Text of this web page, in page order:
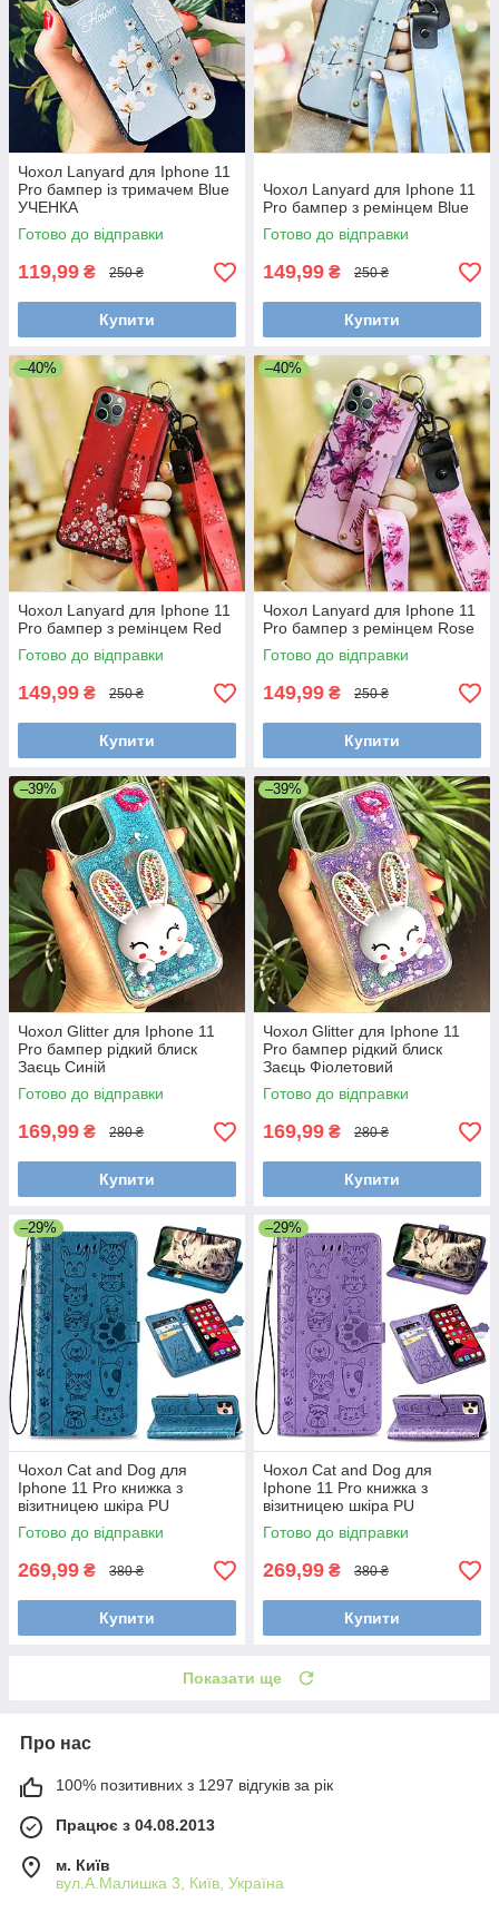
Чохол Lanyard для Iphone 11
Pro бампер із тримачем Blue
УЧЕНКА
Готово до відправки
119,99 ₴ 250 ₴
Купити
Чохол Lanyard для Iphone 11
Pro бампер з ремінцем Blue
Готово до відправки
149,99 ₴ 250 ₴
Купити
–40%
Чохол Lanyard для Iphone 11
Pro бампер з ремінцем Red
Готово до відправки
149,99 ₴ 250 ₴
Купити
–40%
Чохол Lanyard для Iphone 11
Pro бампер з ремінцем Rose
Готово до відправки
149,99 ₴ 250 ₴
Купити
–39%
Чохол Glitter для Iphone 11
Pro бампер рідкий блиск
Заєць Синій
Готово до відправки
169,99 ₴ 280 ₴
Купити
–39%
Чохол Glitter для Iphone 11
Pro бампер рідкий блиск
Заєць Фіолетовий
Готово до відправки
169,99 ₴ 280 ₴
Купити
–29%
Чохол Cat and Dog для
Iphone 11 Pro книжка з
візитницею шкіра PU
блакитний
Готово до відправки
269,99 ₴ 380 ₴
Купити
–29%
Чохол Cat and Dog для
Iphone 11 Pro книжка з
візитницею шкіра PU
фіолетовий
Готово до відправки
269,99 ₴ 380 ₴
Купити
Показати ще
Про нас
100% позитивних з 1297 відгуків за рік
Працює з 04.08.2013
м. Київ
вул.А.Малишка 3, Київ, Україна